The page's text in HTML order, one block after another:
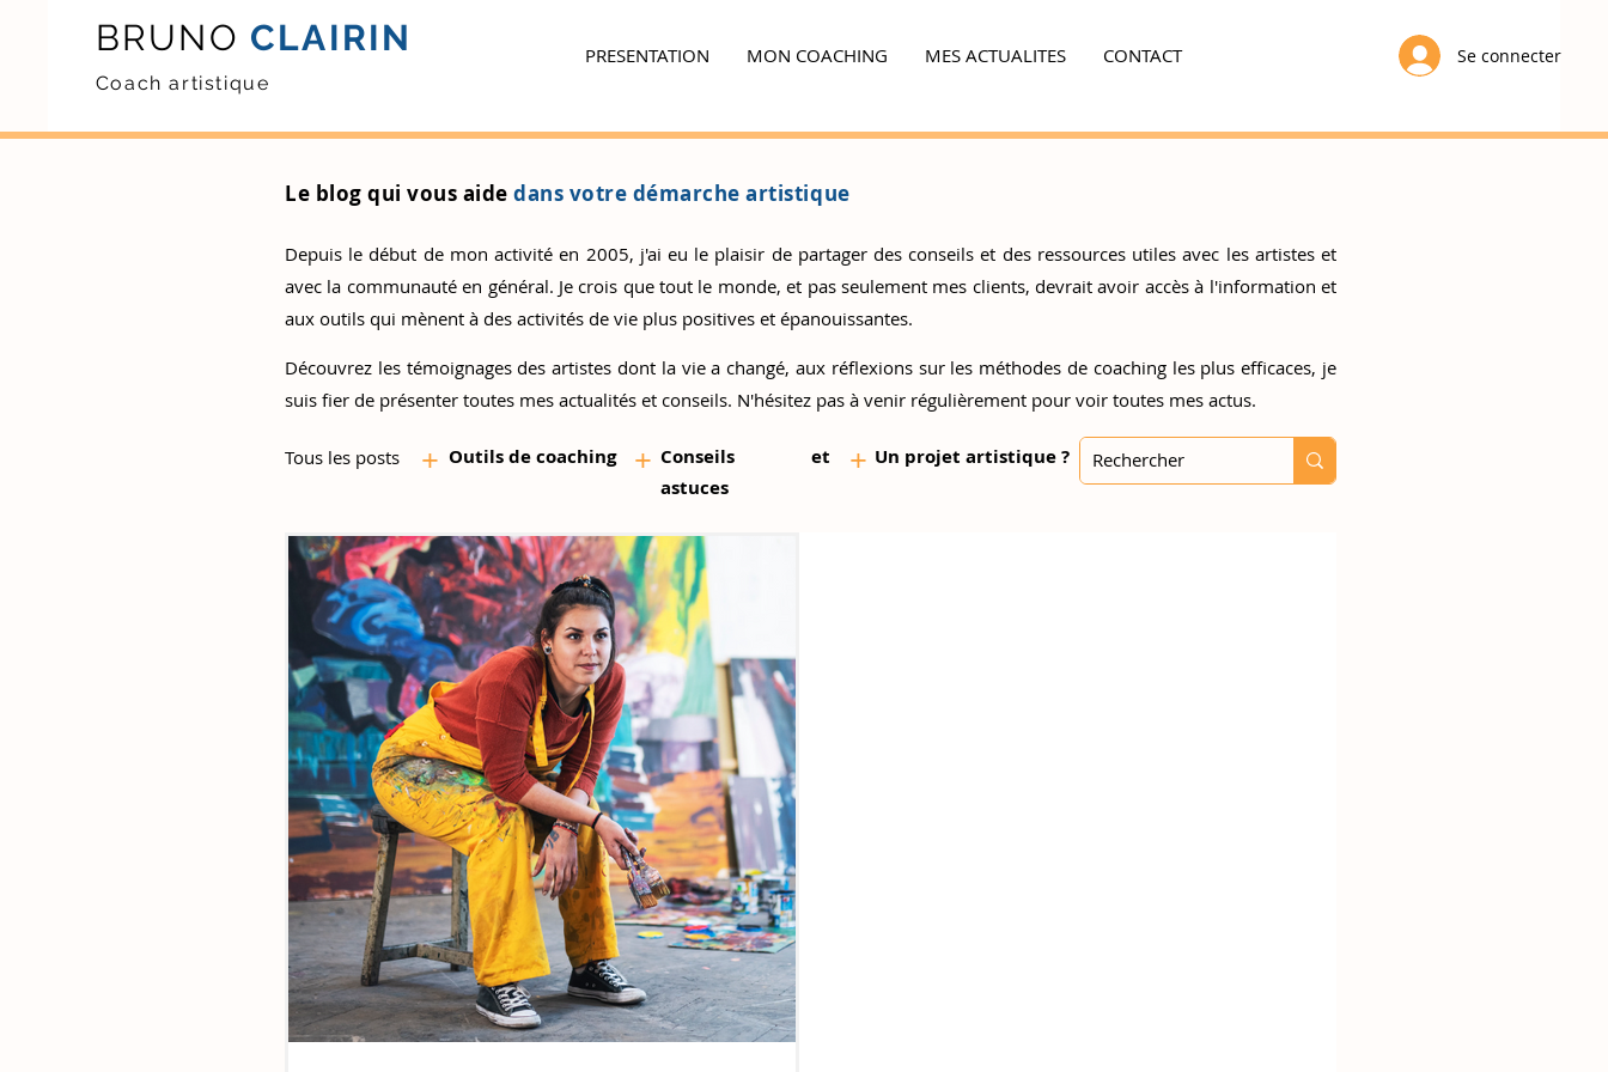
BRUNO CLAIRIN
Coach artistique
PRESENTATION MON COACHING MES ACTUALITES CONTACT Se connecter
Le blog qui vous aidedans votre démarche artistique
Depuis le début de mon activité en 2005, j'ai eu le plaisir de partager des conseils et des ressources utiles avec les artistes et
avec la communauté en général. Je crois que tout le monde, et pas seulement mes clients, devrait avoir accès à l'information et
aux outils qui mènent à des activités de vie plus positives et épanouissantes.
Découvrez les témoignages des artistes dont la vie a changé, aux réflexions sur les méthodes de coaching les plus efficaces, je
suis fier de présenter toutes mes actualités et conseils. N'hésitez pas à venir régulièrement pour voir toutes mes actus.
Tous les posts + Outils de coaching + Conseils et
astuces
+ Un projet artistique ?
Ensemble, faites la différence...